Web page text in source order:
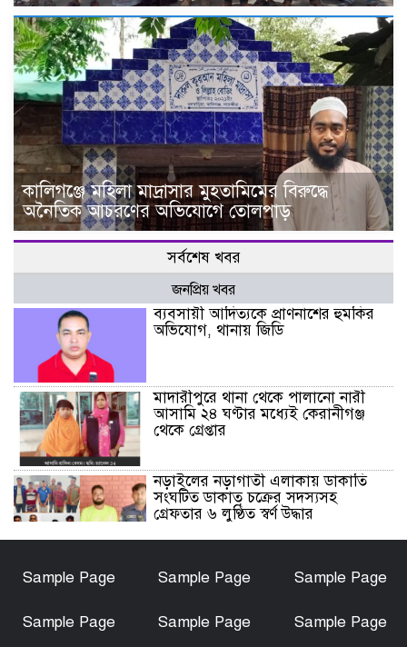
কালিগঞ্জে মহিলা মাদ্রাসার মুহতামিমের বিরুদ্ধে
অনৈতিক আচরণের অভিযোগে তোলপাড়
সর্বশেষ খবর
জনপ্রিয় খবর
ব্যবসায়ী আদিত্যকে প্রাণনাশের হুমকির
অভিযোগ, থানায় জিডি
মাদারীপুরে থানা থেকে পালানো নারী
আসামি ২৪ ঘণ্টার মধ্যেই কেরানীগঞ্জ
থেকে গ্রেপ্তার
নড়াইলের নড়াগাতী এলাকায় ডাকাতি
সংঘটিত ডাকাত চক্রের সদস্যসহ
গ্রেফতার ৬ লুণ্ঠিত স্বর্ণ উদ্ধার
হত্যা মামলার আসামি আকাশ বিশ্বাস
Sample Page Sample Page Sample Page
Sample Page Sample Page Sample Page